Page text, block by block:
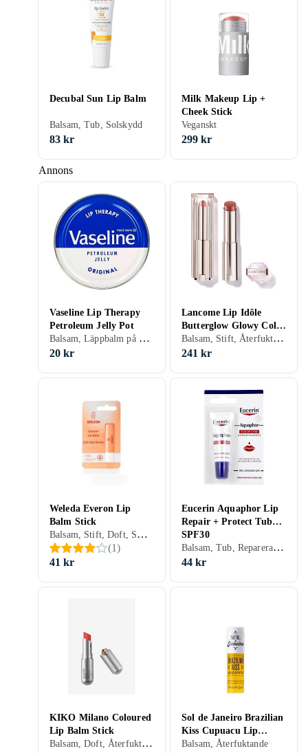
Annons
Decubal Sun Lip Balm
Balsam, Tub, Solskydd
83 kr
Milk Makeup Lip +
Cheek Stick
Veganskt
299 kr
Vaseline Lip Therapy
Petroleum Jelly Pot
Balsam, Läppbalm på burk, Doft, Återfuktande, Aloe Vera, Cocoa Butter
20 kr
Lancome Lip Idôle
Butterglow Glowy Color
Lip Balm Stick
Balsam, Stift, Återfuktande, Lip plumper, Färg
241 kr
Weleda Everon Lip
Balm Stick
Balsam, Stift, Doft, Smak, Solskydd, Närande, Lugnande
(1)
41 kr
Eucerin Aquaphor Lip
Repair + Protect Tube
SPF30
Balsam, Tub, Reparerande, Solskydd, Lugnande
44 kr
KIKO Milano Coloured
Lip Balm Stick
Balsam, Doft, Återfuktande
Sol de Janeiro Brazilian
Kiss Cupuacu Lip
Butter Tube
Balsam, Återfuktande